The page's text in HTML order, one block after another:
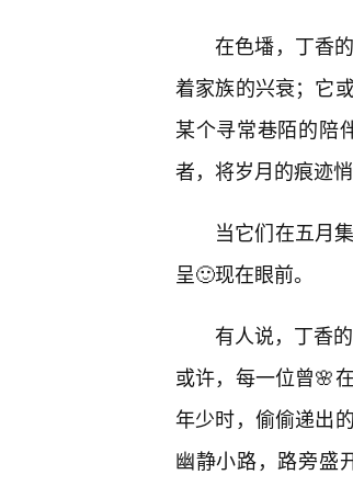
在色墦，丁香
着家族的兴衰；它
某个寻常巷陌的陪
者，将岁月的痕迹悄
当它们在五月
呈🙂现在眼前。
有人说，丁香
或许，每一位曾🌸
年少时，偷偷递出
幽静小路，路旁盛